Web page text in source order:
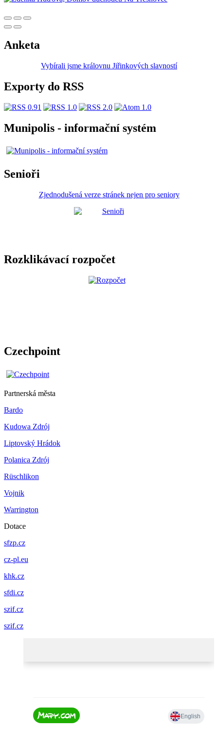
Anketa
Vybírali jsme královnu Jiřinkových slavností
Exporty do RSS
Munipolis - informační systém
Senioři
Zjednodušená verze stránek nejen pro seniory
Rozklikávací rozpočet
Czechpoint
Partnerská města
Bardo
Kudowa Zdrój
Liptovský Hrádok
Polanica Zdrój
Rüschlikon
Vojnik
Warrington
Dotace
sfzp.cz
cz-pl.eu
khk.cz
sfdi.cz
szif.cz
szif.cz